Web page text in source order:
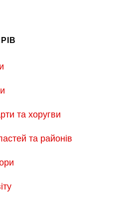
та хоругви
та районів